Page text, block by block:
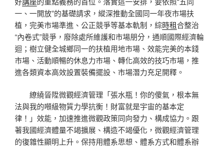
一、一開放”的基礎請求，縱深推動全國同一年夜市場扶
植，完美市場準進、公正競爭等基本軌制，綜時租合整治
“內卷式”競爭，廢除處所維護和市場朋分，通順國際經濟輪
迴；樹立健全城鄉同一的扶植用地市場、效能完美的本錢
市場、活動順暢的休息力市場、轉化高效的技巧市場，推
進各類資本高效設置裝備擺設、市場潛力充足開釋。
繚繞晉陞微觀經濟管理「張水瓶！你的傻氣，根本無
法與我的噸級物質力學抗衡！財富就是宇宙的基本定
律！」效能，加速推進微觀政策同向發力、構成協力。跟
著我國經濟體量不竭擴展、構造不竭優化，微觀經濟管理
的復雜性顯明上升。保持用體系思想、體系方式和體系辦